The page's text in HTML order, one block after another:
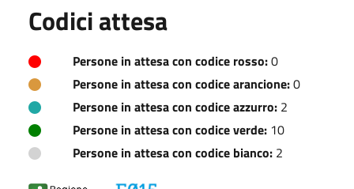
Codici attesa
Persone in attesa con codice rosso:0
Persone in attesa con codice arancione:0
Persone in attesa con codice azzurro: 2
Persone in attesa con codice verde: 10
Persone in attesa con codice bianco: 2